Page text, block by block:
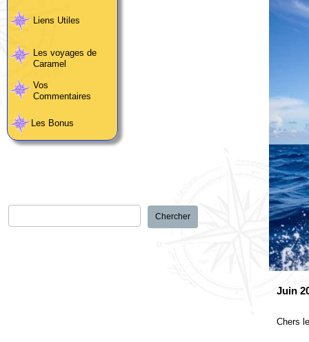
Liens Utiles
Les voyages de
Caramel
Vos
Commentaires
Les Bonus
Juin
Chers